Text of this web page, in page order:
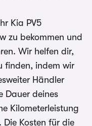
Kia PV5
zu bekommen und
Wir helfen dir,
finden, indem wir
Händler
Dauer deines
Kilometerleistung
Die Kosten für die